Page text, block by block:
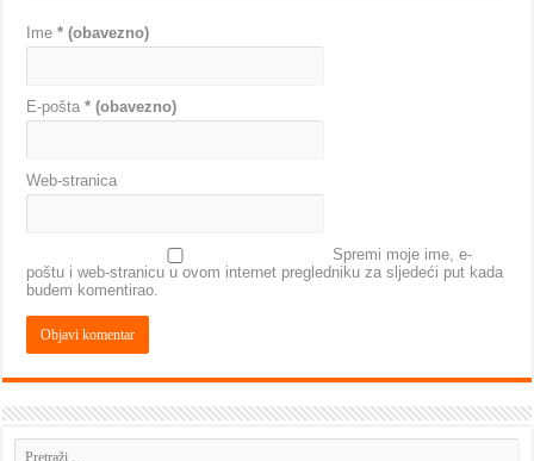
Ime* (obavezno)
E-pošta* (obavezno)
Web-stranica
Spremi moje ime, e-
poštu i web-stranicu u ovom internet pregledniku za sljedeći put kada
budem komentirao.